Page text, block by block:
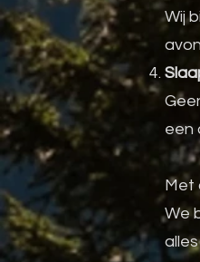
Wij
een
Met
We